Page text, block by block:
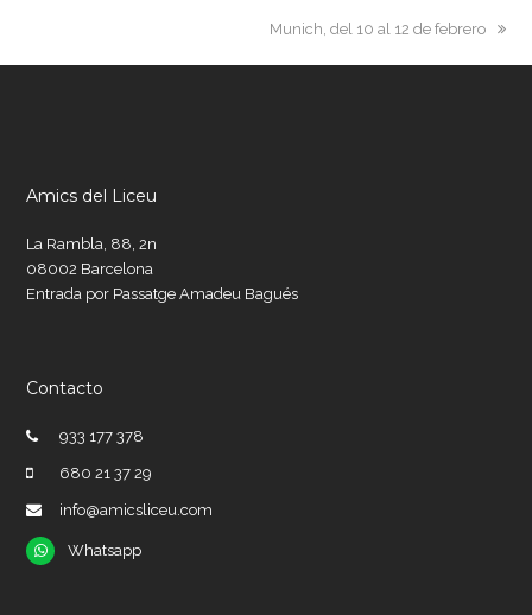
next
Munich, del 10 al 12 de febrero
Amics del Liceu
La Rambla, 88, 2n
08002 Barcelona
Entrada por Passatge Amadeu Bagués
Contacto
933 177 378
680 21 37 29
info@amicsliceu.com
Whatsapp
Whatsapp